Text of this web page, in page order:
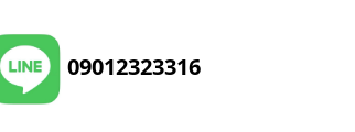
09012323316